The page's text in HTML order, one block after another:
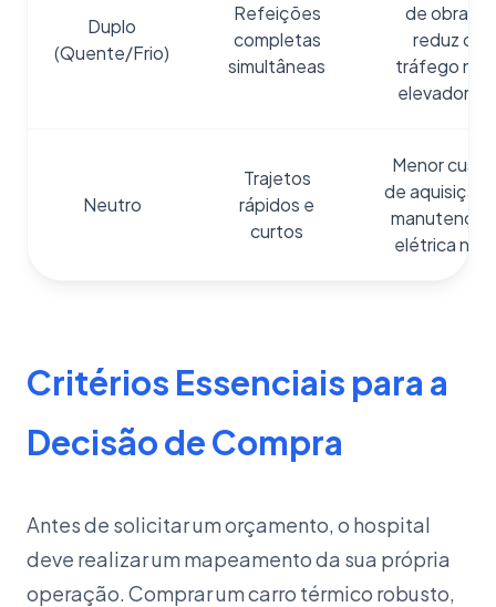
Duplo
(Quente/Frio)
Refeições
completas
simultâneas
de obra e
reduz o
tráfego nos
elevadores
Neutro
Trajetos
rápidos e
curtos
Menor custo
de aquisição
manutenção
elétrica nula
Critérios Essenciais para a
Decisão de Compra
Antes de solicitar um orçamento, o hospital
deve realizar um mapeamento da sua própria
operação. Comprar um carro térmico robusto,